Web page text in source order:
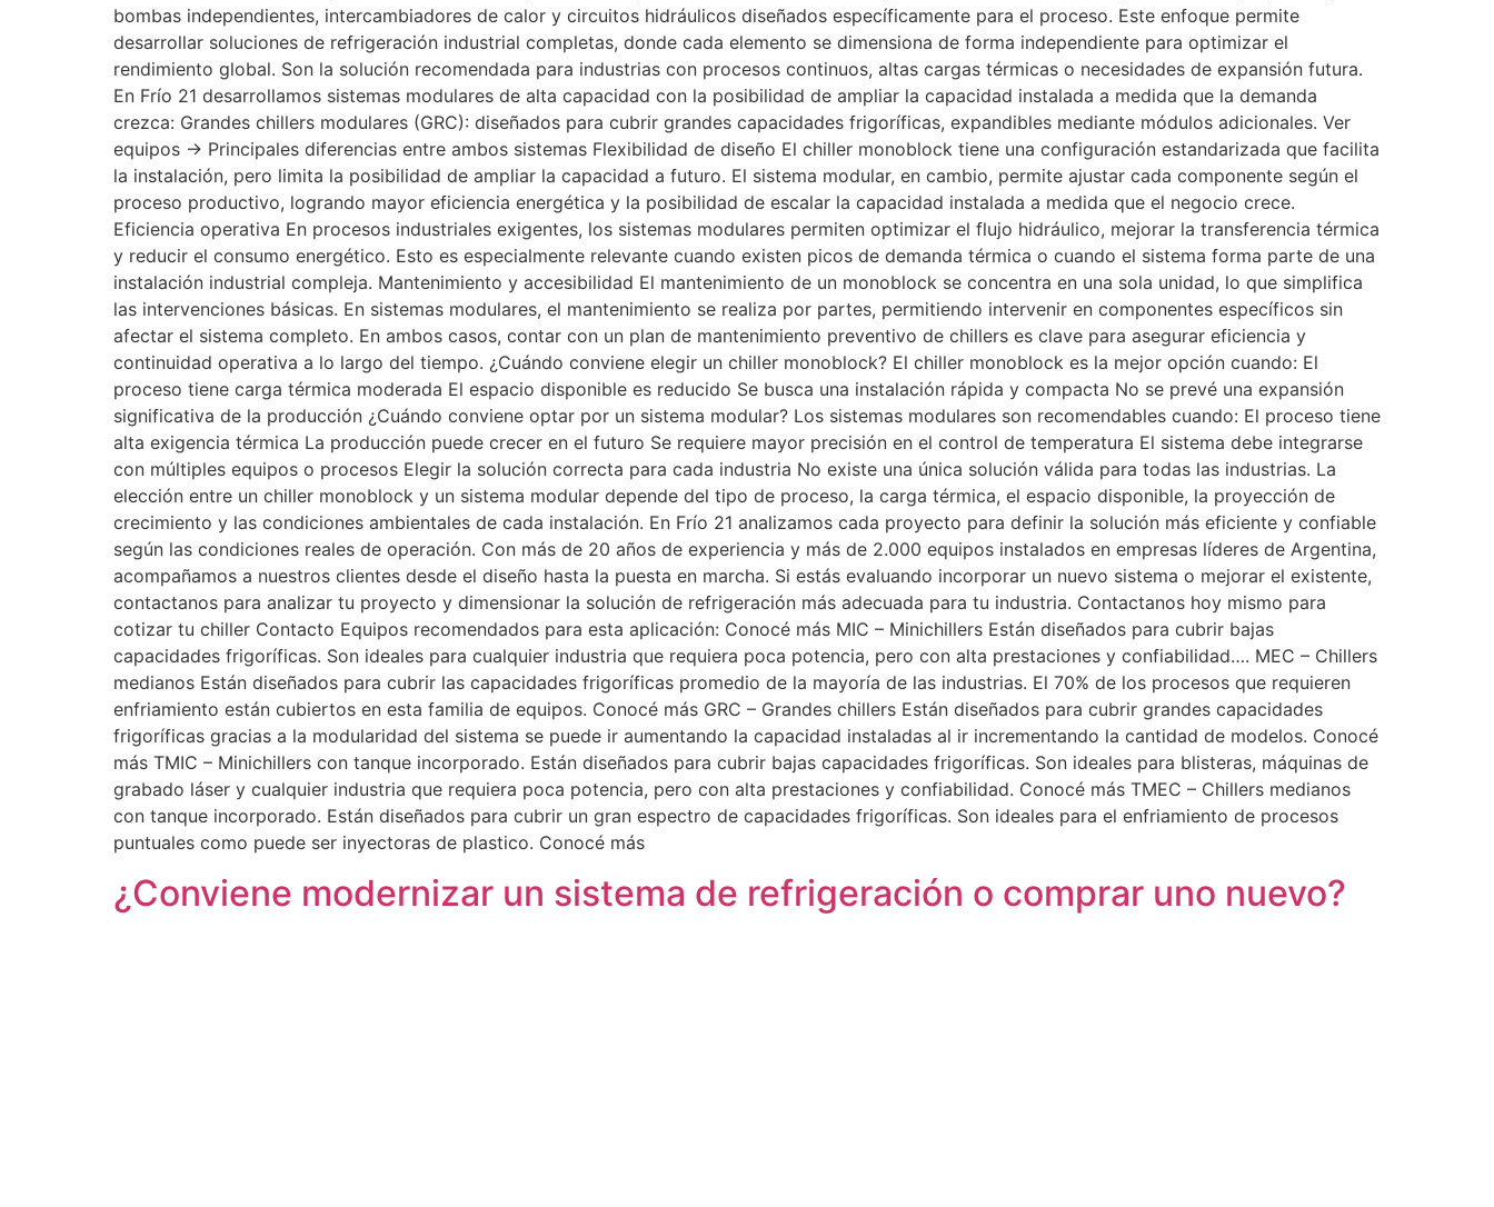
bombas independientes, intercambiadores de calor y circuitos hidráulicos diseñados específicamente para el proceso. Este enfoque permite
desarrollar soluciones de refrigeración industrial completas, donde cada elemento se dimensiona de forma independiente para optimizar el
rendimiento global. Son la solución recomendada para industrias con procesos continuos, altas cargas térmicas o necesidades de expansión futura.
En Frío 21 desarrollamos sistemas modulares de alta capacidad con la posibilidad de ampliar la capacidad instalada a medida que la demanda
crezca: Grandes chillers modulares (GRC): diseñados para cubrir grandes capacidades frigoríficas, expandibles mediante módulos adicionales. Ver
equipos → Principales diferencias entre ambos sistemas Flexibilidad de diseño El chiller monoblock tiene una configuración estandarizada que facilita
la instalación, pero limita la posibilidad de ampliar la capacidad a futuro. El sistema modular, en cambio, permite ajustar cada componente según el
proceso productivo, logrando mayor eficiencia energética y la posibilidad de escalar la capacidad instalada a medida que el negocio crece.
Eficiencia operativa En procesos industriales exigentes, los sistemas modulares permiten optimizar el flujo hidráulico, mejorar la transferencia térmica
y reducir el consumo energético. Esto es especialmente relevante cuando existen picos de demanda térmica o cuando el sistema forma parte de una
instalación industrial compleja. Mantenimiento y accesibilidad El mantenimiento de un monoblock se concentra en una sola unidad, lo que simplifica
las intervenciones básicas. En sistemas modulares, el mantenimiento se realiza por partes, permitiendo intervenir en componentes específicos sin
afectar el sistema completo. En ambos casos, contar con un plan de mantenimiento preventivo de chillers es clave para asegurar eficiencia y
continuidad operativa a lo largo del tiempo. ¿Cuándo conviene elegir un chiller monoblock? El chiller monoblock es la mejor opción cuando: El
proceso tiene carga térmica moderada El espacio disponible es reducido Se busca una instalación rápida y compacta No se prevé una expansión
significativa de la producción ¿Cuándo conviene optar por un sistema modular? Los sistemas modulares son recomendables cuando: El proceso tiene
alta exigencia térmica La producción puede crecer en el futuro Se requiere mayor precisión en el control de temperatura El sistema debe integrarse
con múltiples equipos o procesos Elegir la solución correcta para cada industria No existe una única solución válida para todas las industrias. La
elección entre un chiller monoblock y un sistema modular depende del tipo de proceso, la carga térmica, el espacio disponible, la proyección de
crecimiento y las condiciones ambientales de cada instalación. En Frío 21 analizamos cada proyecto para definir la solución más eficiente y confiable
según las condiciones reales de operación. Con más de 20 años de experiencia y más de 2.000 equipos instalados en empresas líderes de Argentina,
acompañamos a nuestros clientes desde el diseño hasta la puesta en marcha. Si estás evaluando incorporar un nuevo sistema o mejorar el existente,
contactanos para analizar tu proyecto y dimensionar la solución de refrigeración más adecuada para tu industria. Contactanos hoy mismo para
cotizar tu chiller Contacto Equipos recomendados para esta aplicación: Conocé más MIC – Minichillers Están diseñados para cubrir bajas
capacidades frigoríficas. Son ideales para cualquier industria que requiera poca potencia, pero con alta prestaciones y confiabilidad…. MEC – Chillers
medianos Están diseñados para cubrir las capacidades frigoríficas promedio de la mayoría de las industrias. El 70% de los procesos que requieren
enfriamiento están cubiertos en esta familia de equipos. Conocé más GRC – Grandes chillers Están diseñados para cubrir grandes capacidades
frigoríficas gracias a la modularidad del sistema se puede ir aumentando la capacidad instaladas al ir incrementando la cantidad de modelos. Conocé
más TMIC – Minichillers con tanque incorporado. Están diseñados para cubrir bajas capacidades frigoríficas. Son ideales para blisteras, máquinas de
grabado láser y cualquier industria que requiera poca potencia, pero con alta prestaciones y confiabilidad. Conocé más TMEC – Chillers medianos
con tanque incorporado. Están diseñados para cubrir un gran espectro de capacidades frigoríficas. Son ideales para el enfriamiento de procesos
puntuales como puede ser inyectoras de plastico. Conocé más
¿Conviene modernizar un sistema de refrigeración o comprar uno nuevo?